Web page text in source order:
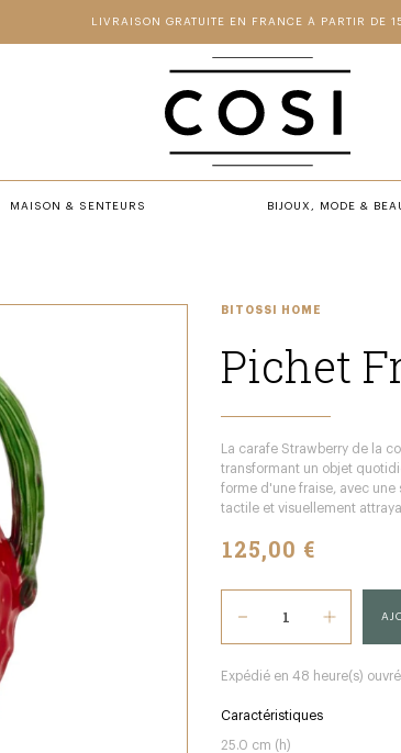
LIVRAISON GRATUITE EN FRANCE À PARTIR DE
MAISON & SENTEURS BIJOUX, MODE &
BITOSSI HOME
Pichet
La carafe Strawberry de la
transformant un objet
forme d'une fraise, avec
tactile et visuellement
125,00 €
Expédié en 48 heure(s)
Caractéristiques
25.0 cm (h)